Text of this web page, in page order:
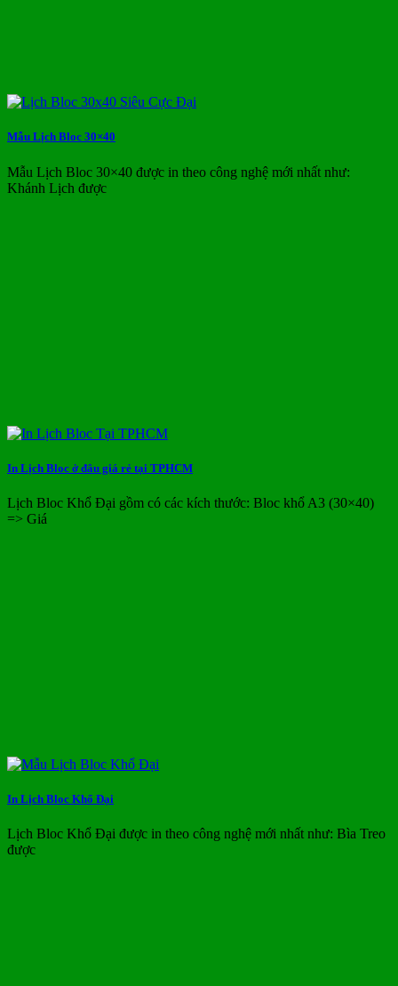
Mẫu Lịch Bloc 30×40
Mẫu Lịch Bloc 30×40 được in theo công nghệ mới nhất như:
Khánh Lịch được
In Lịch Bloc ở đâu giá rẻ tại TPHCM
Lịch Bloc Khổ Đại gồm có các kích thước: Bloc khổ A3 (30×40)
=> Giá
In Lịch Bloc Khổ Đại
Lịch Bloc Khổ Đại được in theo công nghệ mới nhất như: Bìa Treo
được